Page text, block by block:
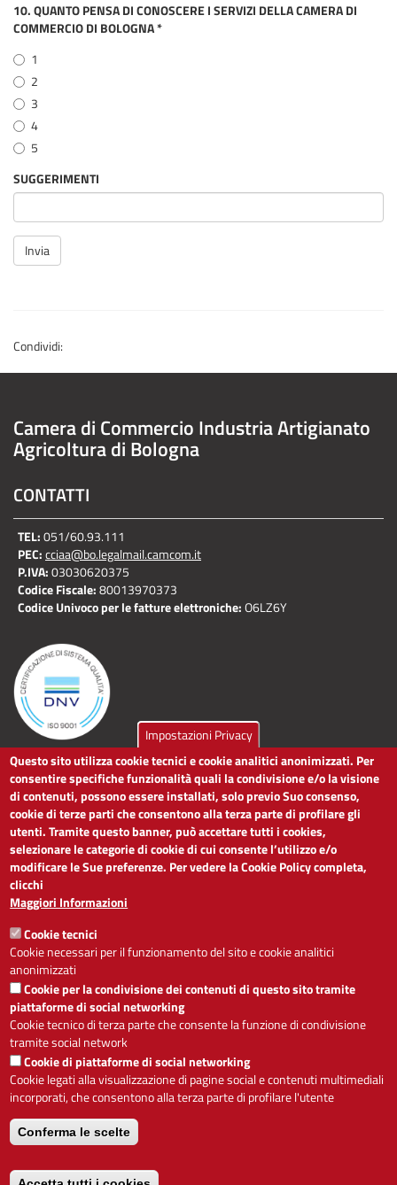
10. QUANTO PENSA DI CONOSCERE I SERVIZI DELLA CAMERA DI
COMMERCIO DI BOLOGNA*
1
2
3
4
5
SUGGERIMENTI
Invia
Condividi:
Camera di Commercio Industria Artigianato
Agricoltura di Bologna
CONTATTI
TEL:051/60.93.111
PEC:cciaa@bo.legalmail.camcom.it
P.IVA:03030620375
Codice Fiscale:80013970373
Codice Univoco per le fatture elettroniche:O6LZ6Y
LINK UTILI
Dichiarazione di accessibilità
Obiettivi di accessibilità
Segnalaci problemi di accessibilità
Note legali
Privacy
Accesso riservato
ACCESSIBILITÀ
- A +
Alto contrasto
Servizio realizzato da
Impostazioni Privacy
Questo sito utilizza cookie tecnici e cookie analitici anonimizzati. Per
consentire specifiche funzionalità quali la condivisione e/o la visione
di contenuti, possono essere installati, solo previo Suo consenso,
cookie di terze parti che consentono alla terza parte di profilare gli
utenti. Tramite questo banner, può accettare tutti i cookies,
selezionare le categorie di cookie di cui consente l’utilizzo e/o
modificare le Sue preferenze. Per vedere la Cookie Policy completa,
clicchi
Maggiori Informazioni
Cookie tecnici
Cookie necessari per il funzionamento del sito e cookie analitici
anonimizzati
Cookie per la condivisione dei contenuti di questo sito tramite
piattaforme di social networking
Cookie tecnico di terza parte che consente la funzione di condivisione
tramite social network
Cookie di piattaforme di social networking
Cookie legati alla visualizzazione di pagine social e contenuti multimediali
incorporati, che consentono alla terza parte di profilare l'utente
Conferma le scelte